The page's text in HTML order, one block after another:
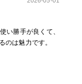
い勝手が良くて、
のは魅力です。